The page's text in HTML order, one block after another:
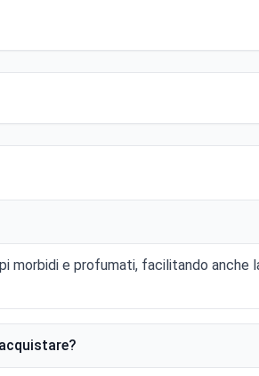
morbidi e profumati, facilitando anche